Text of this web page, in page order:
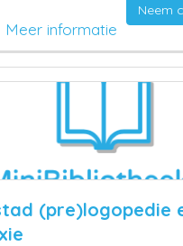
Neem
Meer informatie
(pre)logopedie